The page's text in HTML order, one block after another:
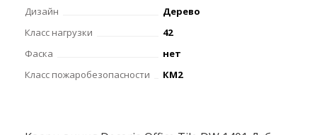
Дизайн
Дерево
Класс нагрузки
42
Фаска
нет
Класс пожаробезопасности
КМ2